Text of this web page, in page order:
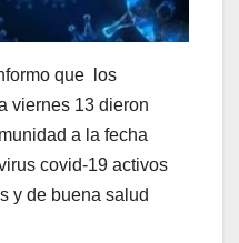
que los
viernes 13 dieron
a la fecha
covid-19 activos
y de buena salud